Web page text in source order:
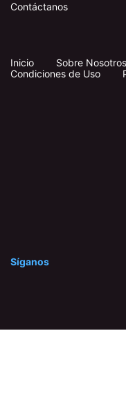
Contáctanos
Inicio Sobre Nosotros
Condiciones de Uso
Síganos